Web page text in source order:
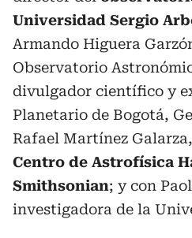
Universidad Sergio
Armando Higuera
Observatorio
divulgador científico y
Planetario de Bogotá,
Rafael Martínez
Centro de Astrofísica
Smithsonian; y con
investigadora de la